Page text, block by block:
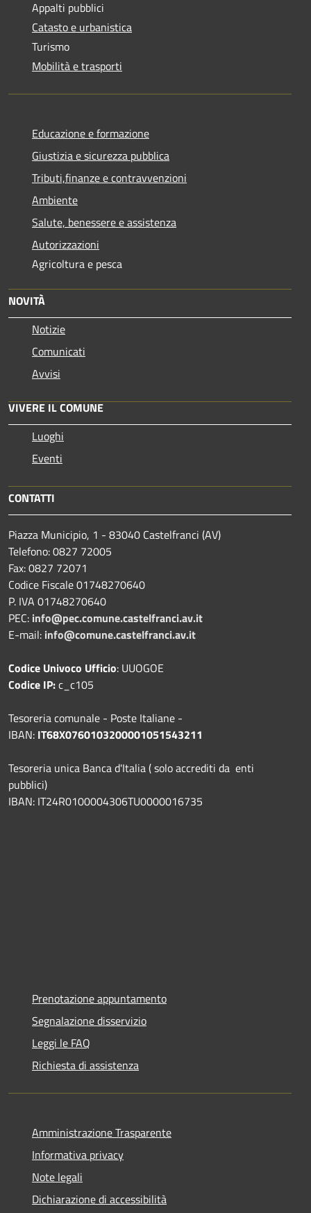
Appalti pubblici
Catasto e urbanistica
Turismo
Mobilità e trasporti
Educazione e formazione
Giustizia e sicurezza pubblica
Tributi,finanze e contravvenzioni
Ambiente
Salute, benessere e assistenza
Autorizzazioni
Agricoltura e pesca
NOVITÀ
Notizie
Comunicati
Avvisi
VIVERE IL COMUNE
Luoghi
Eventi
CONTATTI
Piazza Municipio, 1 - 83040 Castelfranci (AV)
Telefono: 0827 72005
Fax: 0827 72071
Codice Fiscale 01748270640
P. IVA 01748270640
PEC: info@pec.comune.castelfranci.av.it
E-mail: info@comune.castelfranci.av.it
Codice Univoco Ufficio: UUOGOE
Codice IP:c_c105
Tesoreria comunale - Poste Italiane -
IBAN: IT68X0760103200001051543211
Tesoreria unica Banca d'Italia ( solo accrediti da enti
pubblici)
IBAN: IT24R0100004306TU0000016735
Prenotazione appuntamento
Segnalazione disservizio
Leggi le FAQ
Richiesta di assistenza
Amministrazione Trasparente
Informativa privacy
Note legali
Dichiarazione di accessibilità